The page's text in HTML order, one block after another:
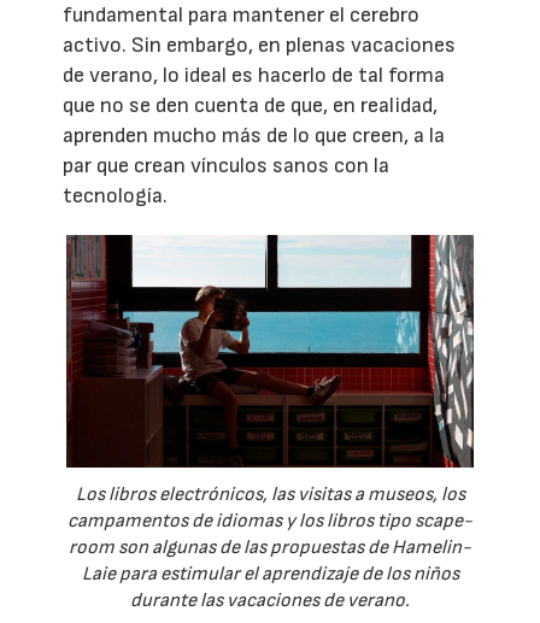
fundamental para mantener el cerebro
activo. Sin embargo, en plenas vacaciones
de verano, lo ideal es hacerlo de tal forma
que no se den cuenta de que, en realidad,
aprenden mucho más de lo que creen, a la
par que crean vínculos sanos con la
tecnología.
Los libros electrónicos, las visitas a museos, los
campamentos de idiomas y los libros tipo scape-
room son algunas de las propuestas de Hamelin-
Laie para estimular el aprendizaje de los niños
durante las vacaciones de verano.